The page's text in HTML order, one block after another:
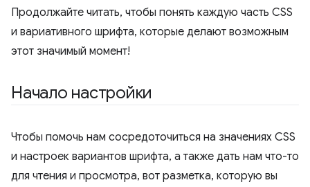
Продолжайте читать, чтобы понять каждую часть CSS
и вариативного шрифта, которые делают возможным
этот значимый момент!
Начало настройки
Чтобы помочь нам сосредоточиться на значениях CSS
и настроек вариантов шрифта, а также дать нам что-то
для чтения и просмотра, вот разметка, которую вы